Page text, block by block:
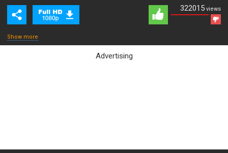
322015views
Show more
Advertising